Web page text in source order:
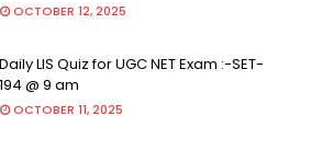
OCTOBER 12, 2025
Daily LIS Quiz for UGC NET Exam :-SET-
194 @ 9 am
OCTOBER 11, 2025